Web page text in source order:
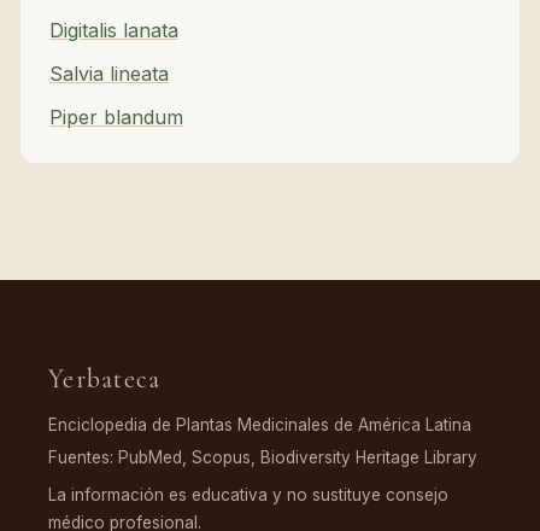
Digitalis lanata
Salvia lineata
Piper blandum
Yerbateca
Enciclopedia de Plantas Medicinales de América Latina
Fuentes: PubMed, Scopus, Biodiversity Heritage Library
La información es educativa y no sustituye consejo
médico profesional.